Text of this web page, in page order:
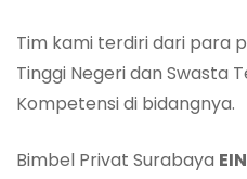
Tim kami terdiri dari para
Tinggi Negeri dan Swasta
Kompetensi di bidangnya.
Bimbel Privat Surabaya